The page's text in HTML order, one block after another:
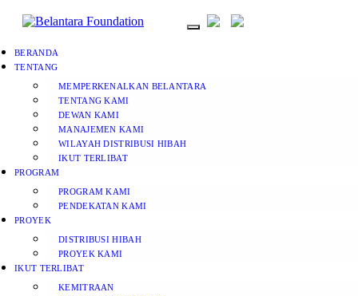
BERANDA
TENTANG
MEMPERKENALKAN BELANTARA
TENTANG KAMI
DEWAN KAMI
MANAJEMEN KAMI
WILAYAH DISTRIBUSI HIBAH
IKUT TERLIBAT
PROGRAM
PROGRAM KAMI
PENDEKATAN KAMI
PROYEK
DISTRIBUSI HIBAH
PROYEK KAMI
IKUT TERLIBAT
KEMITRAAN